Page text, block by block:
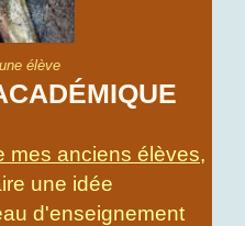
élève
mes anciens élèves,
une idée
d'enseignement